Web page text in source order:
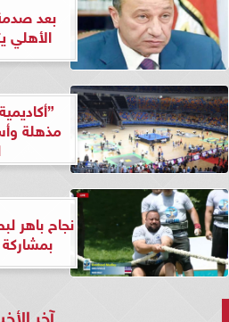
بعد
الأهلي
مذهلة
نجاح باهر
بمشاركة 18 دولة وتألّق
آخر